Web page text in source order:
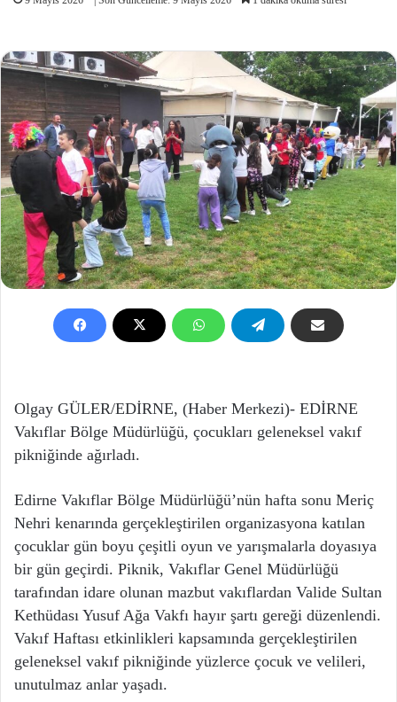
Olgay GÜLER/EDİRNE, (Haber Merkezi)- EDİRNE
Vakıflar Bölge Müdürlüğü, çocukları geleneksel vakıf
pikniğinde ağırladı.
Edirne Vakıflar Bölge Müdürlüğü’nün hafta sonu Meriç
Nehri kenarında gerçekleştirilen organizasyona katılan
çocuklar gün boyu çeşitli oyun ve yarışmalarla doyasıya
bir gün geçirdi. Piknik, Vakıflar Genel Müdürlüğü
tarafından idare olunan mazbut vakıflardan Valide Sultan
Kethüdası Yusuf Ağa Vakfı hayır şartı gereği düzenlendi.
Vakıf Haftası etkinlikleri kapsamında gerçekleştirilen
geleneksel vakıf pikniğinde yüzlerce çocuk ve velileri,
unutulmaz anlar yaşadı.